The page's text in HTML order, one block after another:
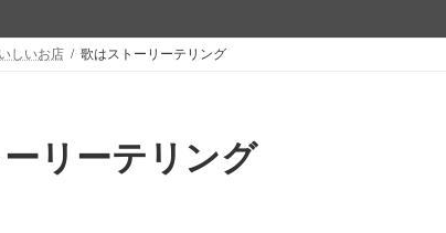
しいお店 歌はストーリーテリング
リーテリング